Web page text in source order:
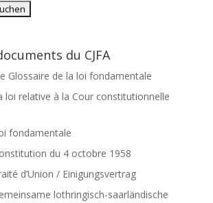
du CJFA
Glossaire de la loi fondamentale
loi relative à la Cour constitutionnelle
fondamentale
du 4 octobre 1958
d’Union / Einigungsvertrag
lothringisch-saarländische